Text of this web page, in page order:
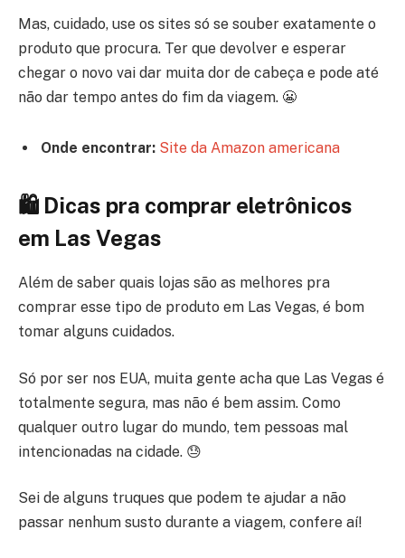
Mas, cuidado, use os sites só se souber exatamente o
produto que procura. Ter que devolver e esperar
chegar o novo vai dar muita dor de cabeça e pode até
não dar tempo antes do fim da viagem. 😬
Onde encontrar: Site da Amazon americana
🛍 Dicas pra comprar eletrônicos
em Las Vegas
Além de saber quais lojas são as melhores pra
comprar esse tipo de produto em Las Vegas, é bom
tomar alguns cuidados.
Só por ser nos EUA, muita gente acha que Las Vegas é
totalmente segura, mas não é bem assim. Como
qualquer outro lugar do mundo, tem pessoas mal
intencionadas na cidade. 😓
Sei de alguns truques que podem te ajudar a não
passar nenhum susto durante a viagem, confere aí!